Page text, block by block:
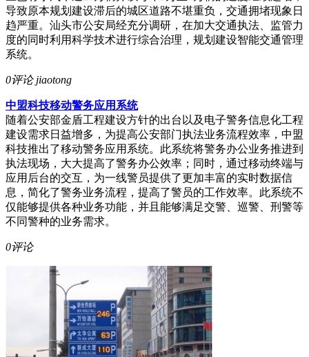
导致原本规划建设滞后的城区道路不堪重负，交通拥堵现象日
趋严重。汕头市公安局经充分调研，在加大交通执法、监管力
度的同时利用科学技术进行综合治理，规划建设智能交通管理
系统。
0评论jiaotong
中盟科技移动警务应用系统
随着公安部金盾工程建设方针的出台以及电子警务信息化工程
建设需求日益增多，为提高公安部门执法业务流程效率，中盟
科技推出了移动警务应用系统。此系统将警务办公业务推进到
执法现场，大大提高了警务办公效率；同时，通过移动终端与
应用后台的交互，为一线警员提供了更加丰富的实时数据信
息，简化了警务业务流程，提高了警员的工作效率。此系统不
仅能够提供各种业务功能，并且能够满足交警、巡警、刑警等
不同警种的业务需求。
0评论